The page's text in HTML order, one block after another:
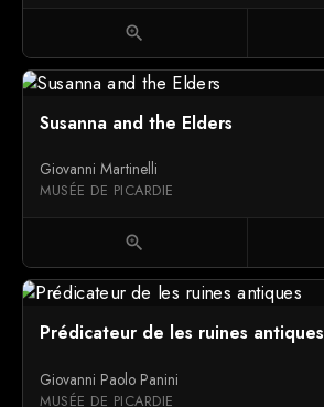
zoom_in
Susanna and the Elders
Giovanni Martinelli
MUSÉE DE PICARDIE
zoom_in
Prédicateur de les ruines antiques
Giovanni Paolo Panini
MUSÉE DE PICARDIE